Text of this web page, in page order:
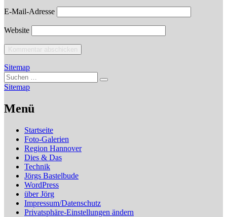
E-Mail-Adresse
Website
Sitemap
Suchen
nach:
Suchen
Sitemap
Menü
Startseite
Foto-Galerien
Region Hannover
Dies & Das
Technik
Jörgs Bastelbude
WordPress
über Jörg
Impressum/Datenschutz
Privatsphäre-Einstellungen ändern